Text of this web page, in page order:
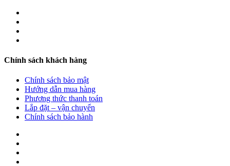
Chính sách khách hàng
Chính sách bảo mật
Hướng dẫn mua hàng
Phương thức thanh toán
Lắp đặt – vận chuyển
Chính sách bảo hành